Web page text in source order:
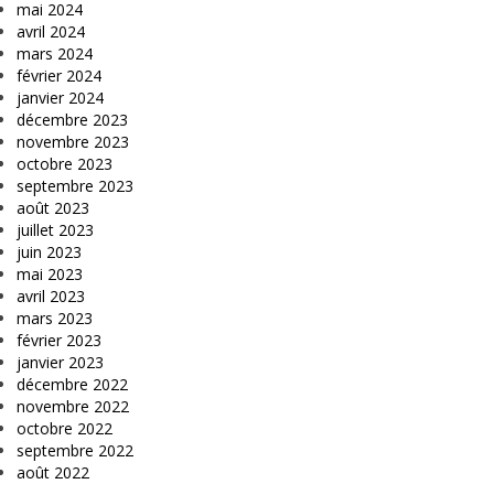
mai 2024
avril 2024
mars 2024
février 2024
janvier 2024
décembre 2023
novembre 2023
octobre 2023
septembre 2023
août 2023
juillet 2023
juin 2023
mai 2023
avril 2023
mars 2023
février 2023
janvier 2023
décembre 2022
novembre 2022
octobre 2022
septembre 2022
août 2022